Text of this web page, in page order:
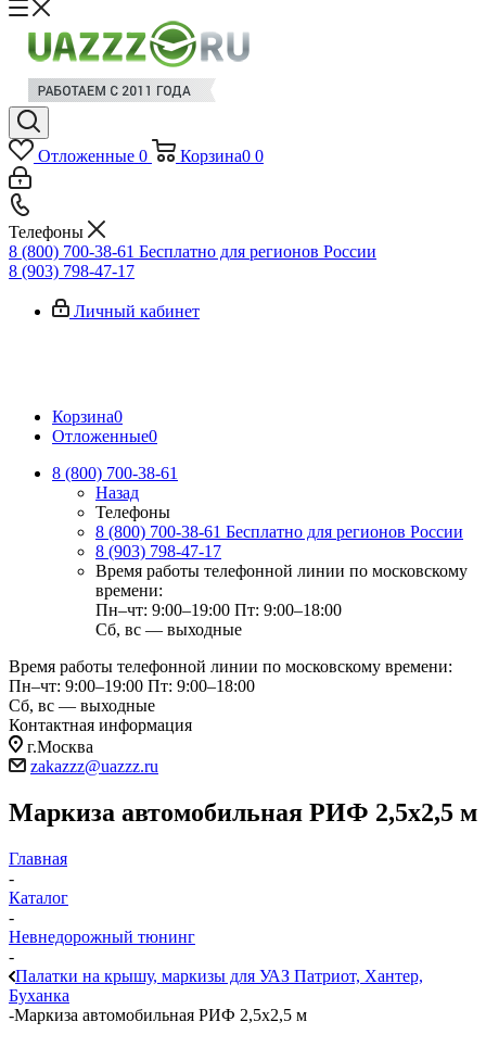
Отложенные 0 Корзина0 0
Телефоны
8 (800) 700-38-61 Бесплатно для регионов России
8 (903) 798-47-17
Личный кабинет
Корзина0
Отложенные0
8 (800) 700-38-61
Назад
Телефоны
8 (800) 700-38-61 Бесплатно для регионов России
8 (903) 798-47-17
Время работы телефонной линии по московскому
времени:
Пн–чт: 9:00–19:00 Пт: 9:00–18:00
Сб, вс — выходные
Время работы телефонной линии по московскому времени:
Пн–чт: 9:00–19:00 Пт: 9:00–18:00
Сб, вс — выходные
Контактная информация
г.Москва
zakazzz@uazzz.ru
Маркиза автомобильная РИФ 2,5х2,5 м
Главная
-
Каталог
-
Невнедорожный тюнинг
-
Палатки на крышу, маркизы для УАЗ Патриот, Хантер,
Буханка
-Маркиза автомобильная РИФ 2,5х2,5 м